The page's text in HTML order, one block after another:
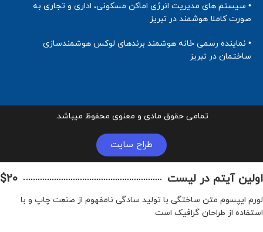
• سیستم های مدیریت انرژی اماکن مسکونی، اداری و تجاری به
صورت کاملا هوشمند در تبریز
• نماینده رسمی خانه هوشمند برندهای لوکس هوشمندسازی
ساختمان در تبریز
تمامی حقوق مادی و معنوی محفوظ میباشد.
طراح سایت
اولین آیتم در لیست $20
لورم ایپسوم متن ساختگی با تولید سادگی نامفهوم از صنعت چاپ و با
استفاده از طراحان گرافیک است